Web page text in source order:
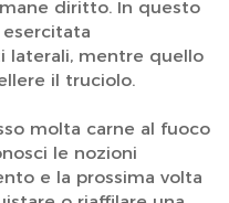
diritto. In questo
esercitata
laterali, mentre quello
il truciolo.
molta carne al fuoco
le nozioni
e la prossima volta